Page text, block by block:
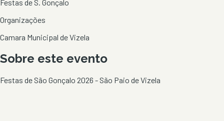
Festas de S. Gonçalo
Organizações
Camara Municipal de Vizela
Sobre este evento
Festas de São Gonçalo 2026 - São Paio de Vizela